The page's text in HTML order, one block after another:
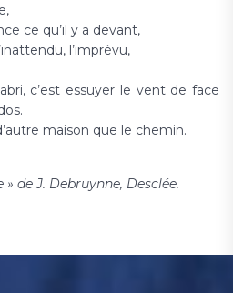
ce qu’il y a devant,
l’imprévu,
c’est essuyer le vent de face
maison que le chemin.
de J. Debruynne, Desclée.